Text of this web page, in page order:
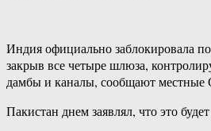
Индия официально заблокировала
закрыв все четыре шлюза,
дамбы и каналы, сообщают
Пакистан днем заявлял, что это